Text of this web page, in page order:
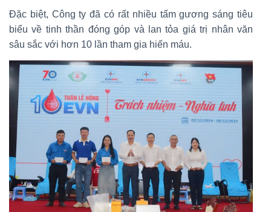
Đặc biệt, Công ty đã có rất nhiều tấm gương sáng tiêu
biểu về tinh thần đóng góp và lan tỏa giá trị nhân văn
sâu sắc với hơn 10 lần tham gia hiến máu.